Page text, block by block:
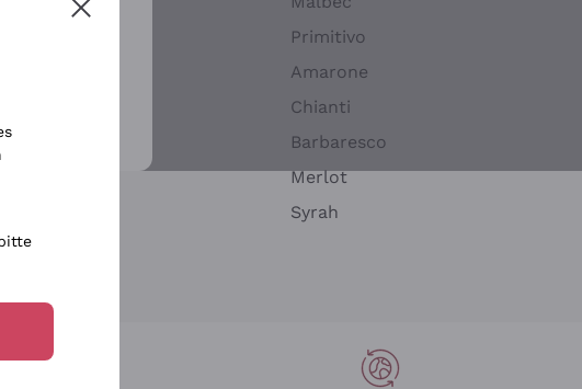
Chardonnay
Primitivo
Amarone
Chianti
Barbaresco
Merlot
Syrah